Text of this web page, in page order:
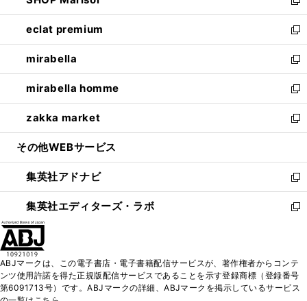
開
く
ウ
で
開
く
ン
ド
ウ
で
開
く
ウ
ィ
ン
ド
ウ
で
開
く
新
し
い
ウ
ィ
ン
ド
ウ
で
開
eclat premium
新
し
い
ウ
ィ
ン
ド
ウ
開
く
mirabella
新
し
い
ウ
ィ
ン
ウ
で
開
く
mirabella homme
新
し
い
ウ
ン
ド
ウ
で
zakka market
新
し
ウ
ィ
ン
ド
く
その他WEBサービス
集英社アドナビ
新
し
い
ド
ウ
で
集英社エディターズ・ラボ
新
ィ
ン
ABJマークは、この電子書店・電子書籍配信サービスが、著作権者からコンテ
ンツ使用許諾を得た正規版配信サービスであることを示す登録商標（登録番号
第6091713号）です。ABJマークの詳細、ABJマークを掲示しているサービス